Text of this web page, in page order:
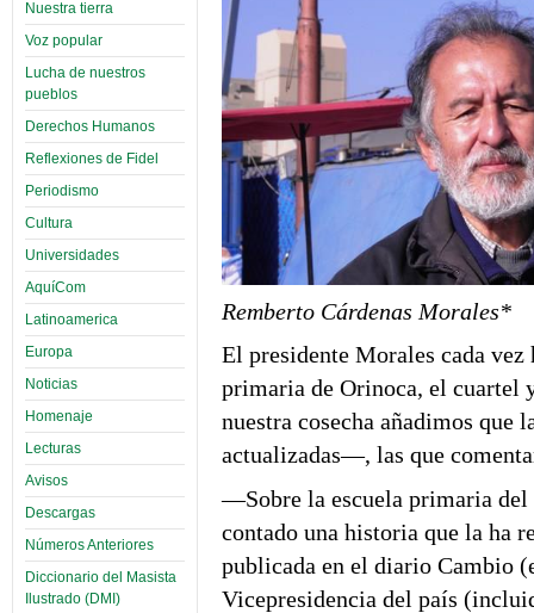
Nuestra tierra
Voz popular
Lucha de nuestros
pueblos
Derechos Humanos
Reflexiones de Fidel
Periodismo
Cultura
Universidades
AquíCom
Latinoamerica
Europa
Noticias
Homenaje
Lecturas
Avisos
Descargas
Números Anteriores
Diccionario del Masista
Ilustrado (DMI)
Remberto Cárdenas Morales*
El presidente Morales cada vez
primaria de Orinoca, el cuartel
nuestra cosecha añadimos
actualizadas—, las que
—Sobre la escuela primaria del
contado una historia que la ha
publicada en el diario Cambio
Vicepresidencia del país